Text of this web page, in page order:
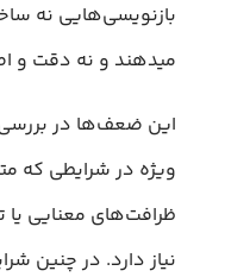
بازنویسی‌هایی نه
میدهند و نه دقت و
این ضعف‌ها در بررسی
ویژه در شرایطی که
ظرافت‌های معنایی
نیاز دارد. در چنین